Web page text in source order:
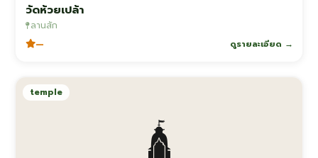
วัดห้วยเปล้า
ลานสัก
— ดูรายละเอียด →
🛕
temple